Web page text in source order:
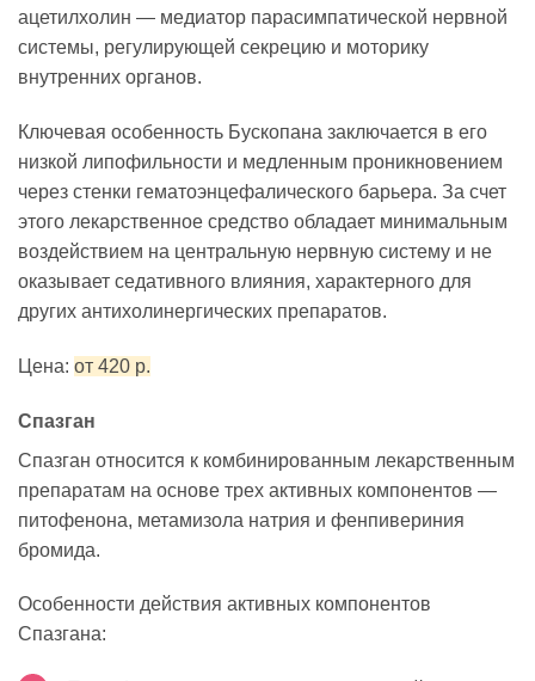
ацетилхолин — медиатор парасимпатической нервной
системы, регулирующей секрецию и моторику
внутренних органов.
Ключевая особенность Бускопана заключается в его
низкой липофильности и медленным проникновением
через стенки гематоэнцефалического барьера. За счет
этого лекарственное средство обладает минимальным
воздействием на центральную нервную систему и не
оказывает седативного влияния, характерного для
других антихолинергических препаратов.
Цена: от 420 р.
Спазган
Спазган относится к комбинированным лекарственным
препаратам на основе трех активных компонентов —
питофенона, метамизола натрия и фенпивериния
бромида.
Особенности действия активных компонентов
Спазгана: